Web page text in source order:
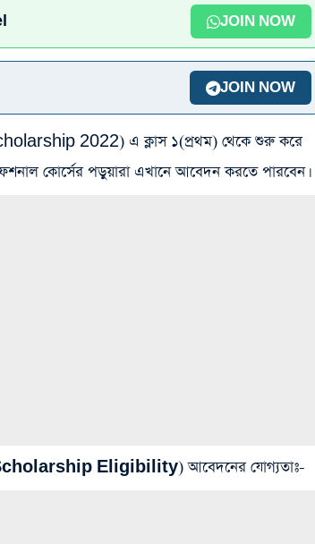
JOIN NOW
JOIN NOW
2022) এ ক্লাস ১(প্রথম) থেকে শুরু করে
কোর্সের পড়ুয়ারা এখানে আবেদন করতে পারবেন।
Eligibility) আবেদনের যোগ্যতাঃ-